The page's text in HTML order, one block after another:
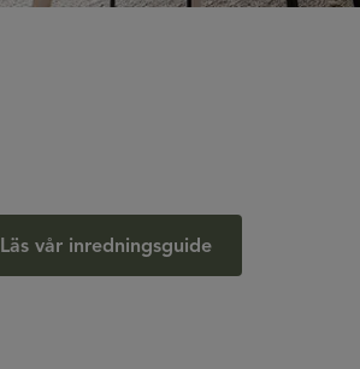
Läs vår inredningsguide